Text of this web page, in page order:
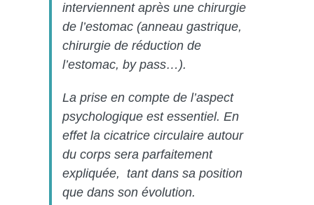
interviennent après une chirurgie
de l’estomac (anneau gastrique,
chirurgie de réduction de
l’estomac, by pass…).
La prise en compte de l’aspect
psychologique est essentiel. En
effet la cicatrice circulaire autour
du corps sera parfaitement
expliquée, tant dans sa position
que dans son évolution.